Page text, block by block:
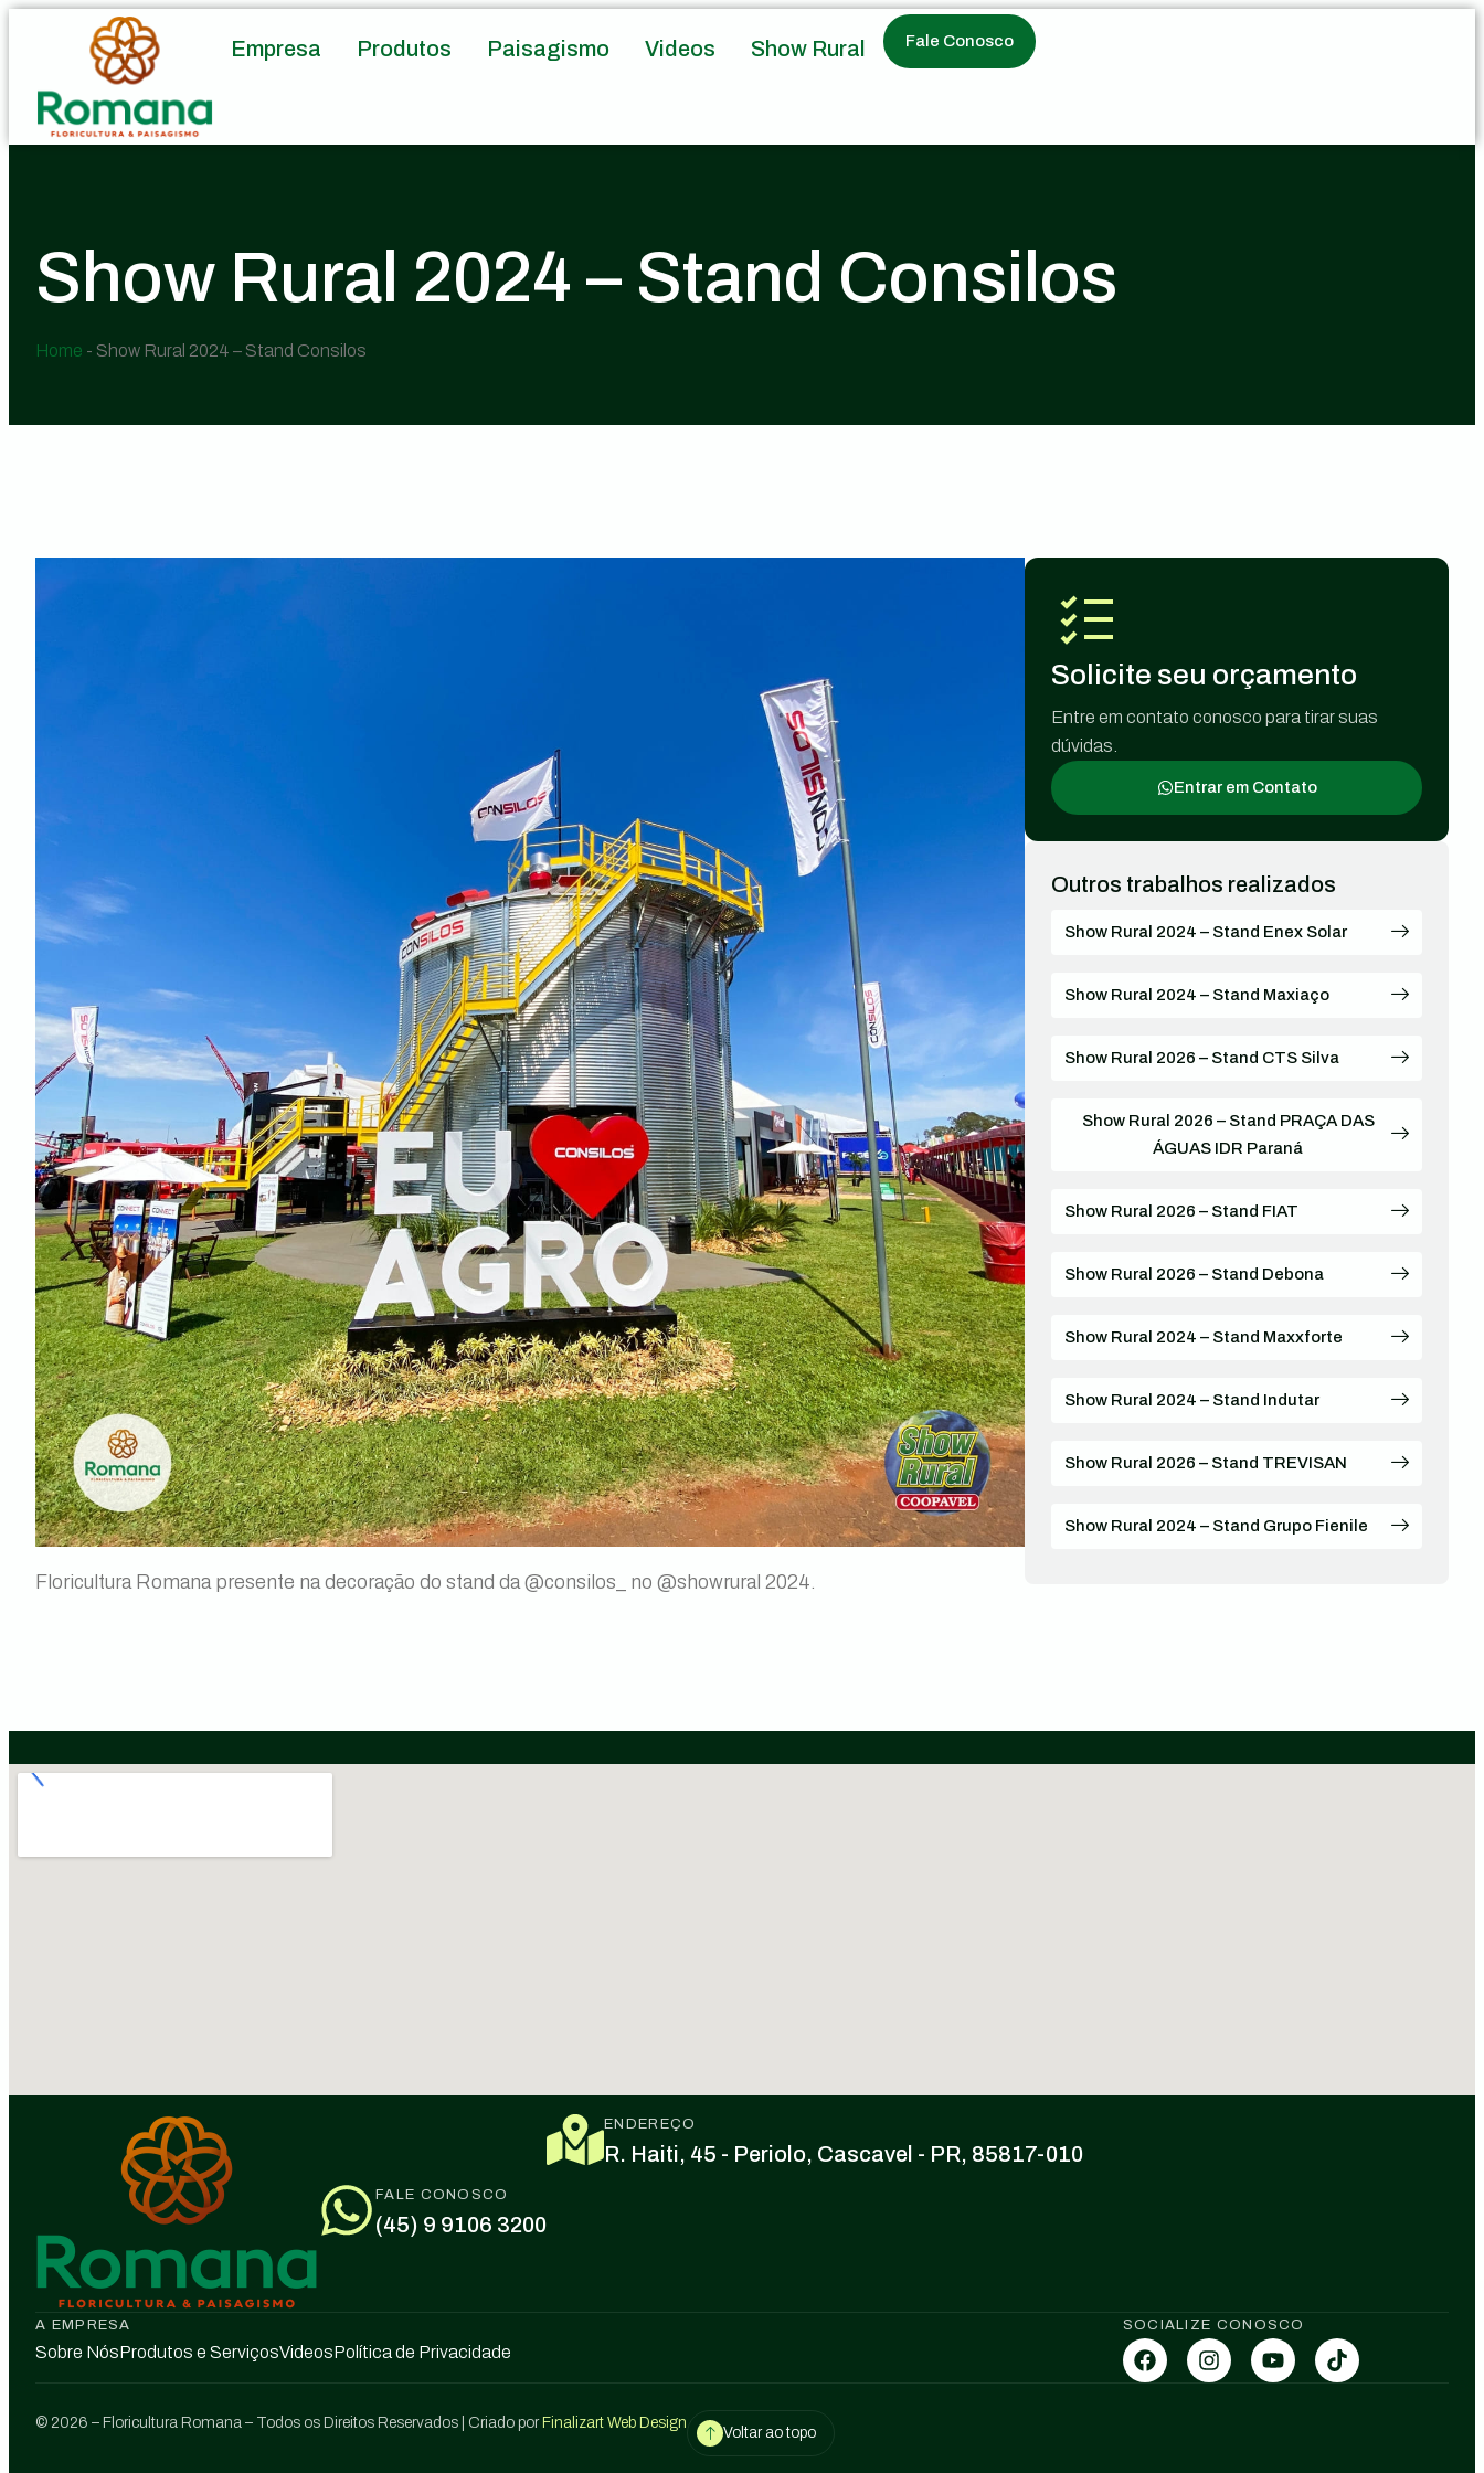
Empresa Produtos Paisagismo Videos Show Rural Fale Conosco
Show Rural 2024 – Stand Consilos
Home - Show Rural 2024 – Stand Consilos
Floricultura Romana presente na decoração do stand da @consilos_ no @showrural 2024.
Solicite seu orçamento
Entre em contato conosco para tirar suas
dúvidas.
Entrar em Contato
Outros trabalhos realizados
Show Rural 2024 – Stand Enex Solar
Show Rural 2024 – Stand Maxiaço
Show Rural 2026 – Stand CTS Silva
Show Rural 2026 – Stand PRAÇA DAS
ÁGUAS IDR Paraná
Show Rural 2026 – Stand FIAT
Show Rural 2026 – Stand Debona
Show Rural 2024 – Stand Maxxforte
Show Rural 2024 – Stand Indutar
Show Rural 2026 – Stand TREVISAN
Show Rural 2024 – Stand Grupo Fienile
FALE CONOSCO
(45) 9 9106 3200
ENDEREÇO
R. Haiti, 45 - Periolo, Cascavel - PR, 85817-010
A EMPRESA
Sobre NósProdutos e ServiçosVideosPolítica de Privacidade
SOCIALIZE CONOSCO
© 2026 – Floricultura Romana – Todos os Direitos Reservados | Criado porFinalizart Web Design
Voltar ao topo